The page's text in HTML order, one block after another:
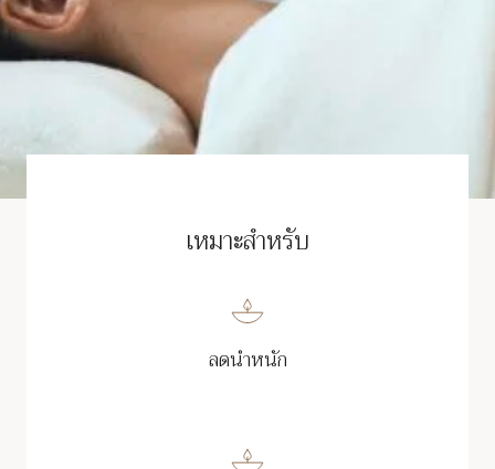
เหมาะสำหรับ
ลดนำหนัก